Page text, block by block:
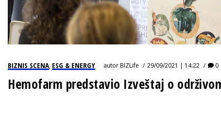
BIZNIS SCENA, ESG & ENERGY autorBIZLife 29/09/2021 | 14:22 0
Hemofarm predstavio Izveštaj o